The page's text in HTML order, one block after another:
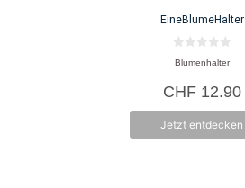
EineBlumeHalter
0
v
n
5
Blumenhalter
CHF12.90
Jetzt entdecken